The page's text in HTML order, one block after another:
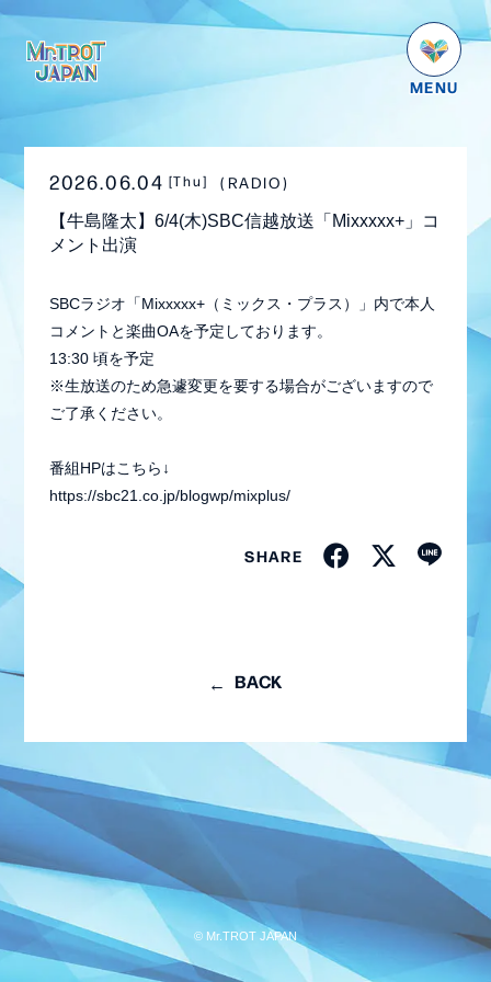
HOME
NEWS
SCHEDULE
PROFILE
GOODS
DISCOGRAPHY
番組紹介
お問い合わせ
ログイン
MEMBER BLOG
2026.06.04 [Thu] RADIO
【牛島隆太】6/4(木)SBC信越放送「Mixxxxx+」コ
メント出演
SBCラジオ「Mixxxxx+（ミックス・プラス）」内で本人
コメントと楽曲OAを予定しております。
13:30 頃を予定
※生放送のため急遽変更を要する場合がございますので
ご了承ください。
番組HPはこちら↓
https://sbc21.co.jp/blogwp/mixplus/
SHARE
BACK
© Mr.TROT JAPAN